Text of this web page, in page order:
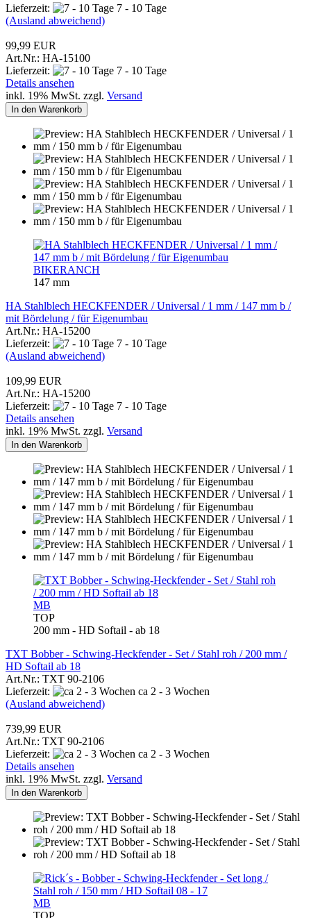
Lieferzeit:
7 - 10 Tage
(Ausland abweichend)
99,99 EUR
Art.Nr.: HA-15100
Lieferzeit:
7 - 10 Tage
Details ansehen
inkl. 19% MwSt. zzgl. Versand
In den Warenkorb
BIKERANCH
147 mm
HA Stahlblech HECKFENDER / Universal / 1 mm / 147 mm b /
mit Bördelung / für Eigenumbau
Art.Nr.: HA-15200
Lieferzeit:
7 - 10 Tage
(Ausland abweichend)
109,99 EUR
Art.Nr.: HA-15200
Lieferzeit:
7 - 10 Tage
Details ansehen
inkl. 19% MwSt. zzgl. Versand
In den Warenkorb
MB
TOP
200 mm - HD Softail - ab 18
TXT Bobber - Schwing-Heckfender - Set / Stahl roh / 200 mm /
HD Softail ab 18
Art.Nr.: TXT 90-2106
Lieferzeit:
ca 2 - 3 Wochen
(Ausland abweichend)
739,99 EUR
Art.Nr.: TXT 90-2106
Lieferzeit:
ca 2 - 3 Wochen
Details ansehen
inkl. 19% MwSt. zzgl. Versand
In den Warenkorb
MB
TOP